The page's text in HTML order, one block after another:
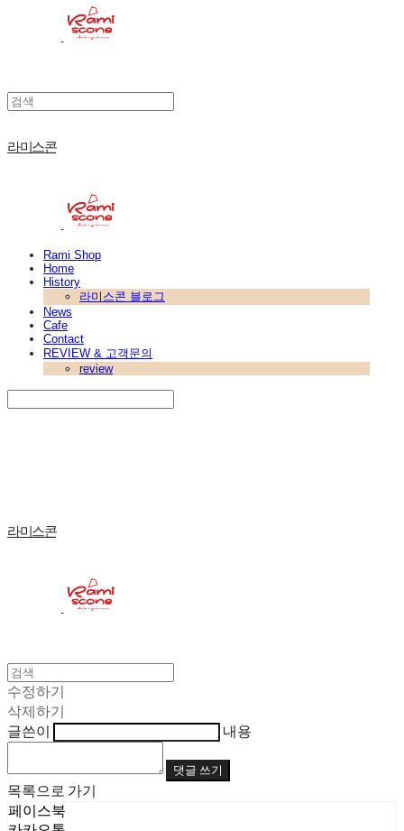
라미스콘
Rami Shop
Home
History
라미스콘 블로그
News
Cafe
Contact
REVIEW & 고객문의
review
라미스콘
수정하기
삭제하기
글쓴이
내용
댓글 쓰기
목록으로 가기
페이스북